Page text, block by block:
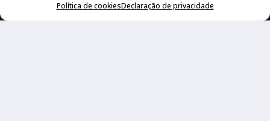
Política de cookiesDeclaração de privacidade